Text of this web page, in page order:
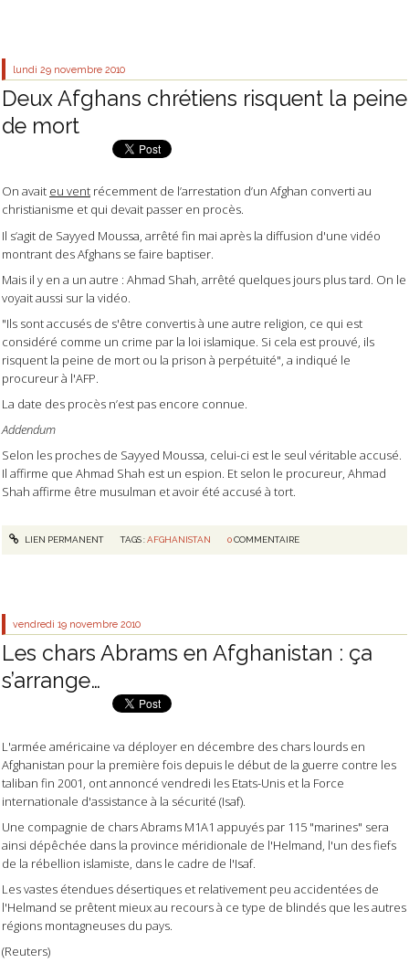
lundi 29 novembre 2010
Deux Afghans chrétiens risquent la peine
de mort
On avait eu vent récemment de l’arrestation d’un Afghan converti au
christianisme et qui devait passer en procès.
Il s’agit de Sayyed Moussa, arrêté fin mai après la diffusion d'une vidéo
montrant des Afghans se faire baptiser.
Mais il y en a un autre : Ahmad Shah, arrêté quelques jours plus tard. On le
voyait aussi sur la vidéo.
"Ils sont accusés de s'être convertis à une autre religion, ce qui est
considéré comme un crime par la loi islamique. Si cela est prouvé, ils
risquent la peine de mort ou la prison à perpétuité", a indiqué le
procureur à l'AFP.
La date des procès n’est pas encore connue.
Addendum
Selon les proches de Sayyed Moussa, celui-ci est le seul véritable accusé.
Il affirme que Ahmad Shah est un espion. Et selon le procureur, Ahmad
Shah affirme être musulman et avoir été accusé à tort.
LIEN PERMANENT TAGS :AFGHANISTAN 0COMMENTAIRE
vendredi 19 novembre 2010
Les chars Abrams en Afghanistan : ça
s’arrange…
L'armée américaine va déployer en décembre des chars lourds en
Afghanistan pour la première fois depuis le début de la guerre contre les
taliban fin 2001, ont annoncé vendredi les Etats-Unis et la Force
internationale d'assistance à la sécurité (Isaf).
Une compagnie de chars Abrams M1A1 appuyés par 115 "marines" sera
ainsi dépêchée dans la province méridionale de l'Helmand, l'un des fiefs
de la rébellion islamiste, dans le cadre de l'Isaf.
Les vastes étendues désertiques et relativement peu accidentées de
l'Helmand se prêtent mieux au recours à ce type de blindés que les autres
régions montagneuses du pays.
(Reuters)